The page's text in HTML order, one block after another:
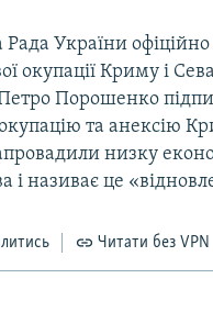
Рада України
окупації Криму і
Порошенко
та анексію
низку
і називає це
Читати без VPN